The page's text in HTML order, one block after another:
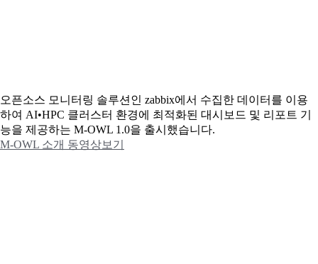
오픈소스 모니터링 솔루션인 zabbix에서 수집한 데이터를 이용
하여 AI•HPC 클러스터 환경에 최적화된 대시보드 및 리포트 기
능을 제공하는 M-OWL 1.0을 출시했습니다.
M-OWL 소개 동영상보기